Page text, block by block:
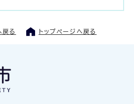
戻る トップページへ戻る